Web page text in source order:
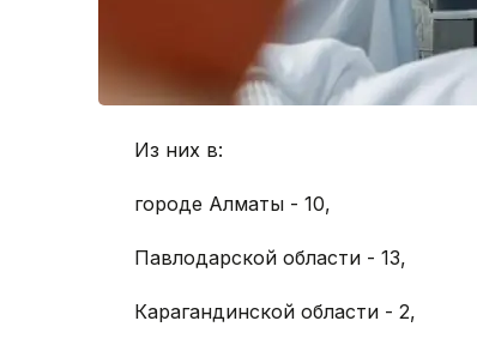
Из них в:
городе Алматы - 10,
Павлодарской области - 13,
Карагандинской области - 2,